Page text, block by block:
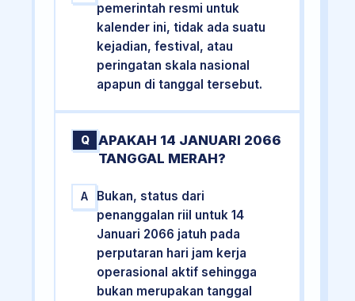
pemerintah resmi untuk
kalender ini, tidak ada suatu
kejadian, festival, atau
peringatan skala nasional
apapun di tanggal tersebut.
Q
APAKAH 14 JANUARI 2066
TANGGAL MERAH?
A
Bukan, status dari
penanggalan riil untuk 14
Januari 2066 jatuh pada
perputaran hari jam kerja
operasional aktif sehingga
bukan merupakan tanggal